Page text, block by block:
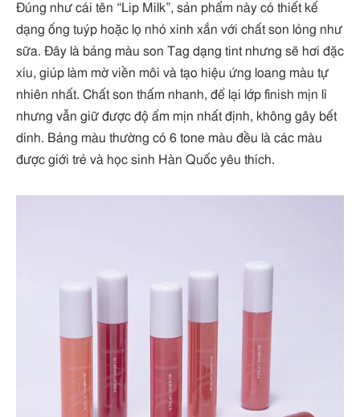
Đúng như cái tên “Lip Milk”, sản phẩm này có thiết kế
dạng ống tuýp hoặc lọ nhỏ xinh xắn với chất son lỏng như
sữa. Đây là bảng màu son Tag dạng tint nhưng sẽ hơi đặc
xíu, giúp làm mờ viền môi và tạo hiệu ứng loang màu tự
nhiên nhất. Chất son thấm nhanh, để lại lớp finish mịn lì
nhưng vẫn giữ được độ ẩm mịn nhất định, không gây bết
dính. Bảng màu thường có 6 tone màu đều là các màu
được giới trẻ và học sinh Hàn Quốc yêu thích.